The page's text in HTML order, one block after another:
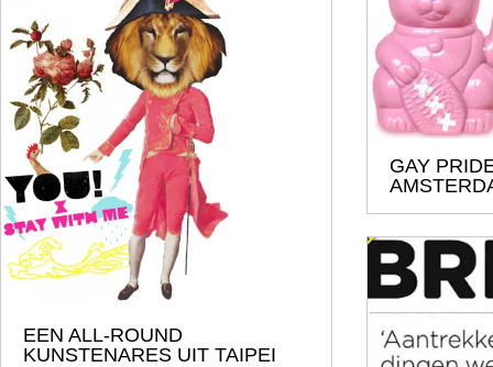
GAY
EEN ALL-ROUND
KUNSTENARES UIT TAIPEI